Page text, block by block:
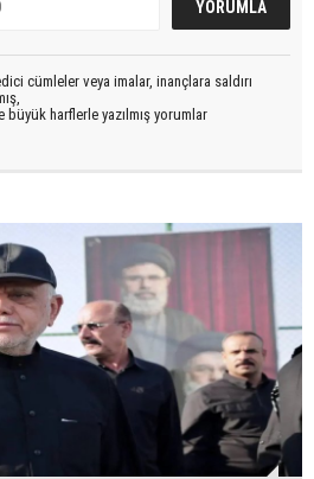
cümleler veya imalar, inançlara saldırı
harflerle yazılmış yorumlar